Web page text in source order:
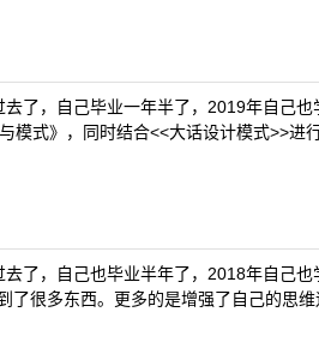
了，自己毕业一年半了，2019年自己
模式》，同时结合<<大话设计模式>>
了，自己也毕业半年了，2018年自己
了很多东西。更多的是增强了自己的思